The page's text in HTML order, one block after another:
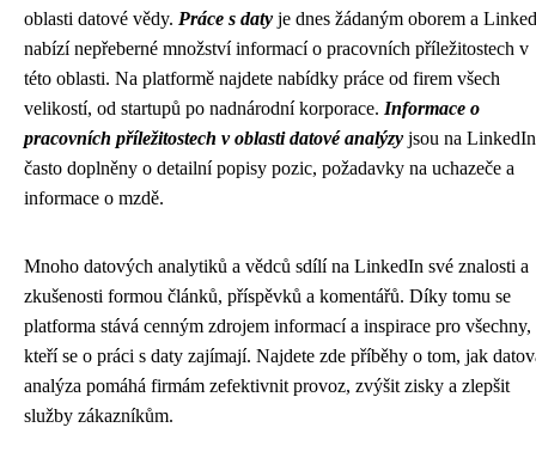
oblasti datové vědy. Práce s daty je dnes žádaným oborem a
nabízí nepřeberné množství informací o pracovních příležitostech v
této oblasti. Na platformě najdete nabídky práce od firem všech
velikostí, od startupů po nadnárodní korporace. Informace o
pracovních příležitostech v oblasti datové analýzy jsou na
často doplněny o detailní popisy pozic, požadavky na uchazeče a
informace o mzdě.
Mnoho datových analytiků a vědců sdílí na LinkedIn své znalosti a
zkušenosti formou článků, příspěvků a komentářů. Díky tomu se
platforma stává cenným zdrojem informací a inspirace pro všechny,
kteří se o práci s daty zajímají. Najdete zde příběhy o tom, jak
analýza pomáhá firmám zefektivnit provoz, zvýšit zisky a zlepšit
služby zákazníkům.